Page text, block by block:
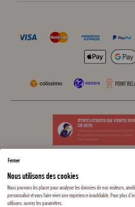
L'ABUS D'ALCOOL EST DANGEREUX POUR LA
Fermer
Nous utilisons des cookies
Nous pouvons les placer pour analyser les données de nos visiteurs,
personnalisé et vous faire vivre une expérience inoubliable. Pour plus
utilisons, ouvrez les paramètres.